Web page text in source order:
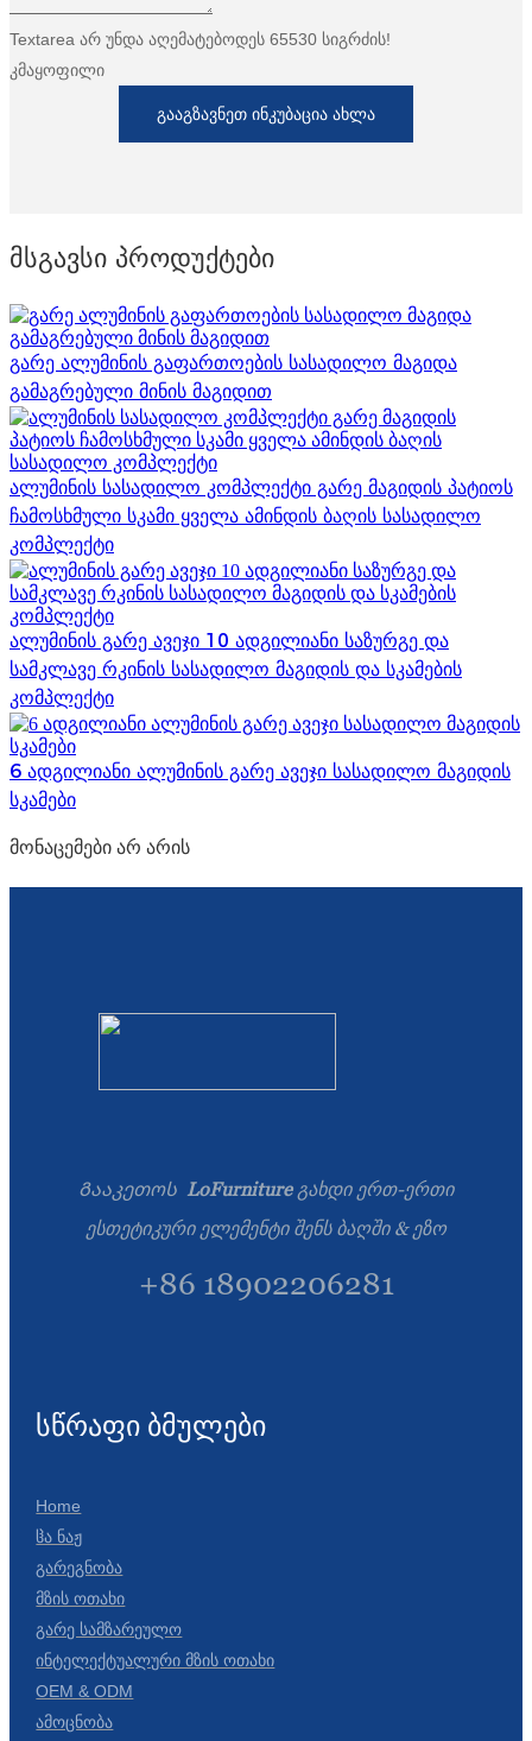
Textarea არ უნდა აღემატებოდეს 65530 სიგრძის!
კმაყოფილი
ᲒᲐᲐᲒᲖᲐᲕᲜᲔᲗ ᲘᲜᲙᲣᲑᲐᲪᲘᲐ ᲐᲮᲚᲐ
Მსგავსი Პროდუქტები
გარე ალუმინის გაფართოების სასადილო მაგიდა
გამაგრებული მინის მაგიდით
ალუმინის სასადილო კომპლექტი გარე მაგიდის პატიოს
ჩამოსხმული სკამი ყველა ამინდის ბაღის სასადილო
კომპლექტი
ალუმინის გარე ავეჯი 10 ადგილიანი საზურგე და
სამკლავე რკინის სასადილო მაგიდის და სკამების
კომპლექტი
6 ადგილიანი ალუმინის გარე ავეჯი სასადილო მაგიდის
სკამები
მონაცემები არ არის
Გააკეთოს LoFurniture გახდი ერთ-ერთი
ესთეტიკური ელემენტი შენს ბაღში & ეზო
+86 18902206281
სწრაფი ბმულები
Home
Ჱა Ნაჟ
Გარეგნობა
Მზის Ოთახი
Გარე Სამზარეულო
Ინტელექტუალური Მზის Ოთახი
OEM & ODM
Ამოცნობა